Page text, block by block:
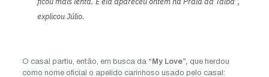
explicou Júlio.
O casal partiu, então, em busca da“My Love”, que herdou
como nome oficial o apelido carinhoso usado pelo casal: